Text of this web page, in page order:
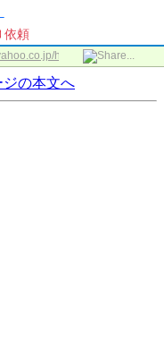
依頼